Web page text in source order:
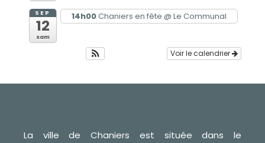
SEP
12
sam
14h00Chaniers en fête @ Le Communal
Voir le calendrier
La ville de Chaniers est située dans le